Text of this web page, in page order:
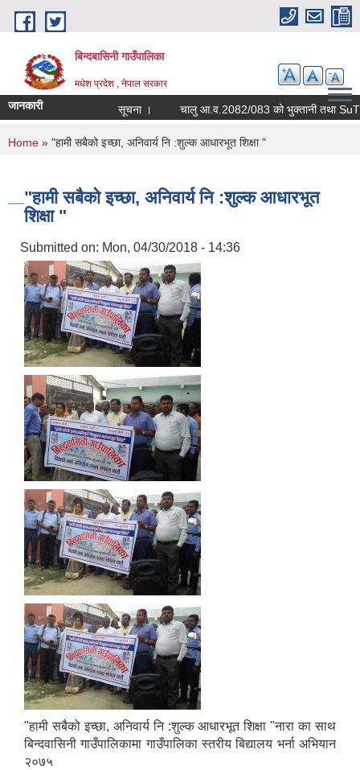
Skip to main content
बिन्दबासिनी गाउँपालिका
मधेश प्रदेश , नेपाल सरकार
जानकारी सूचना ।
You are here
Home » "हामी सबैको इच्छा, अनिवार्य नि :शुल्क आधारभूत शिक्षा "
"हामी सबैको इच्छा, अनिवार्य नि :शुल्क आधारभूत
शिक्षा "
Submitted on: Mon, 04/30/2018 - 14:36
"हामी सबैको इच्छा, अनिवार्य नि :शुल्क आधारभूत शिक्षा "नारा का साथ
बिन्दवासिनी गाउँपालिकामा गाउँपालिका स्तरीय बिद्यालय भर्ना अभियान
२०७५